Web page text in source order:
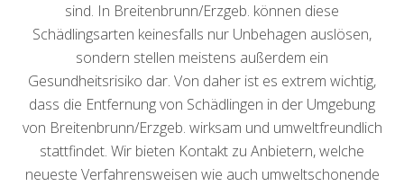
sind. In Breitenbrunn/Erzgeb. können diese
Schädlingsarten keinesfalls nur Unbehagen auslösen,
sondern stellen meistens außerdem ein
Gesundheitsrisiko dar. Von daher ist es extrem wichtig,
dass die Entfernung von Schädlingen in der Umgebung
von Breitenbrunn/Erzgeb. wirksam und umweltfreundlich
stattfindet. Wir bieten Kontakt zu Anbietern, welche
neueste Verfahrensweisen wie auch umweltschonende